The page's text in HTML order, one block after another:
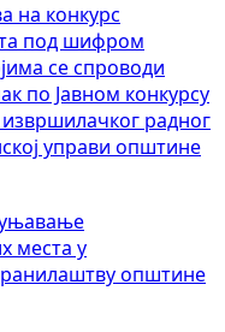
на конкурс
под шифром
се спроводи
по Јавном конкурсу
радног
управи општине
места у
општине